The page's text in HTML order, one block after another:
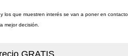
que muestren interés se van a poner en
mejor decisión.